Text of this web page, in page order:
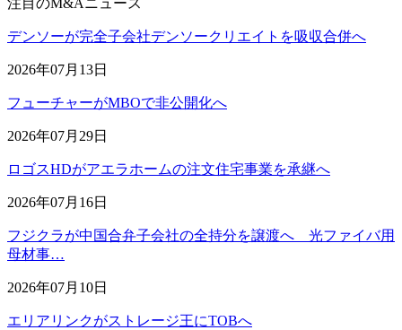
注目のM&Aニュース
デンソーが完全子会社デンソークリエイトを吸収合併へ
2026年07月13日
フューチャーがMBOで非公開化へ
2026年07月29日
ロゴスHDがアエラホームの注文住宅事業を承継へ
2026年07月16日
フジクラが中国合弁子会社の全持分を譲渡へ 光ファイバ用
母材事…
2026年07月10日
エリアリンクがストレージ王にTOBへ